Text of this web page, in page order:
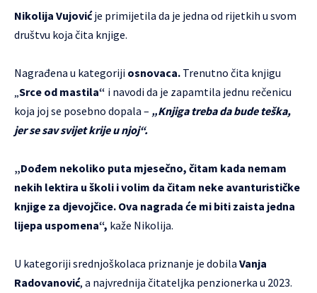
Nikolija Vujovićje primijetila da je jedna od rijetkih u svom
društvu koja čita knjige.
Nagrađena u kategoriji osnovaca. Trenutno čita knjigu
Srce od mastila“ i navodi da je zapamtila jednu rečenicu
koja joj se posebno dopala – „Knjiga treba da bude teška,
jer se sav svijet krije u njoj“.
„Dođem nekoliko puta mjesečno, čitam kada nemam
nekih lektira u školi i volim da čitam neke avanturističke
knjige za djevojčice. Ova nagrada će mi biti zaista jedna
lijepa uspomena“, kaže Nikolija.
U kategoriji srednjoškolaca priznanje je dobila Vanja
Radovanović, a najvrednija čitateljka penzionerka u 2023.